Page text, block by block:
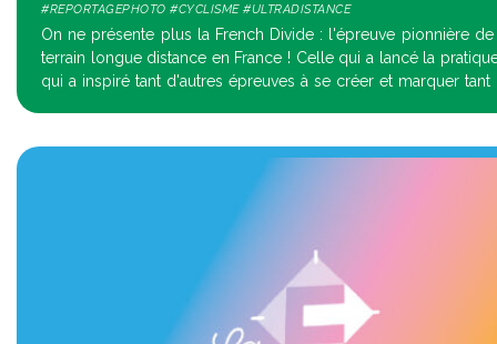
#REPORTAGEPHOTO #CYCLISME #ULTRADISTANCE
On ne présente plus la French Divide : l'épreuve pionnière
terrain longue distance en France ! Celle qui a lancé la
qui a inspiré tant d'autres épreuves à se créer et marquer tant